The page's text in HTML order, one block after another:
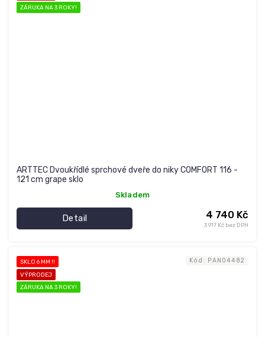
ZÁRUKA NA 3 ROKY!
ARTTEC Dvoukřídlé sprchové dveře do niky COMFORT 116 -
121 cm grape sklo
Skladem
3 917 Kč bez DPH
4 740 Kč
Detail
SKLO 6 MM !!
VÝPRODEJ
ZÁRUKA NA 3 ROKY!
Kód: PAN04482